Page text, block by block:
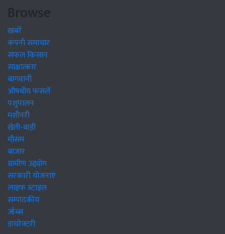
Browse
खबरें
कंपनी समाचार
सफल किसान
साक्षात्कार
बागवानी
औषधीय फसलें
पशुपालन
मशीनरी
खेती-बाड़ी
मौसम
बाजार
ग्रामीण उद्द्योग
सरकारी योजनाएं
लाइफ स्टाइल
सम्पादकीय
जॉब्स
डायरेक्टरी